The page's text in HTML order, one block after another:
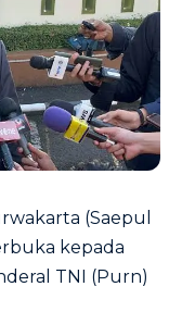
(Saepul
kepada
TNI (Purn)